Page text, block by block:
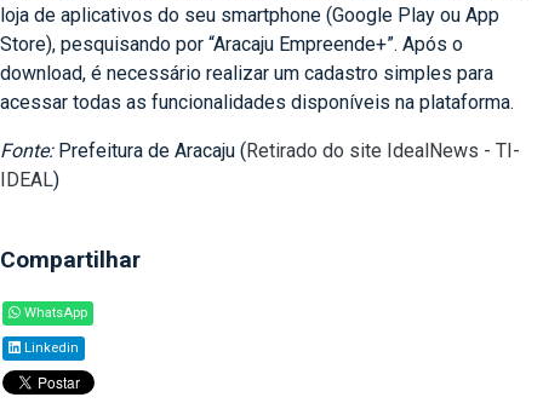
loja de aplicativos do seu smartphone (Google Play ou App
Store), pesquisando por “Aracaju Empreende+”. Após o
download, é necessário realizar um cadastro simples para
acessar todas as funcionalidades disponíveis na plataforma.
Fonte:Prefeitura de Aracaju (Retirado do site IdealNews - TI-
IDEAL)
Compartilhar
WhatsApp
Linkedin